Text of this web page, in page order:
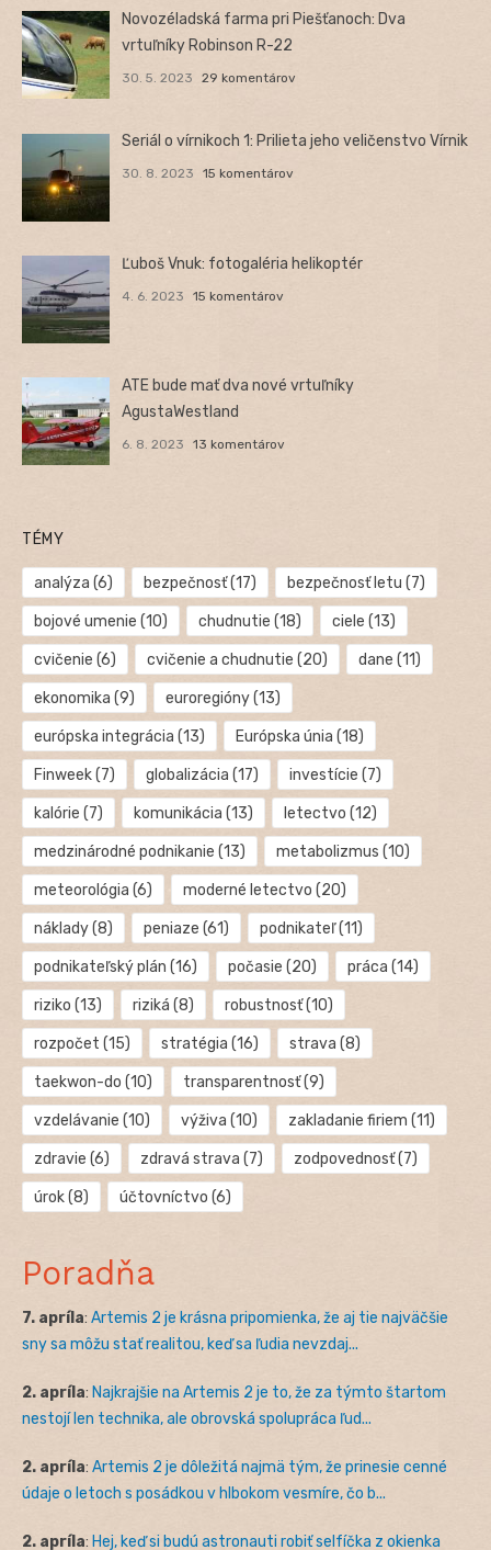
Novozéladská farma pri Piešťanoch: Dva
vrtuľníky Robinson R-22
30. 5. 2023 29 komentárov
Seriál o vírnikoch 1: Prilieta jeho veličenstvo Vírnik
30. 8. 2023 15 komentárov
Ľuboš Vnuk: fotogaléria helikoptér
4. 6. 2023 15 komentárov
ATE bude mať dva nové vrtuľníky
AgustaWestland
6. 8. 2023 13 komentárov
TÉMY
analýza (6) bezpečnosť(17) bezpečnosť letu (7)
bojové umenie (10) chudnutie (18) ciele (13)
cvičenie (6) cvičenie a chudnutie (20) dane (11)
ekonomika (9) euroregióny(13)
európska integrácia (13) Európska únia (18)
Finweek(7) globalizácia (17) investície (7)
kalórie (7) komunikácia (13) letectvo (12)
medzinárodné podnikanie (13) metabolizmus (10)
meteorológia (6) moderné letectvo (20)
náklady(8) peniaze (61) podnikateľ(11)
podnikateľský plán (16) počasie (20) práca (14)
riziko (13) riziká (8) robustnosť(10)
rozpočet (15) stratégia (16) strava (8)
taekwon-do (10) transparentnosť(9)
vzdelávanie (10) výživa (10) zakladanie firiem (11)
zdravie (6) zdravá strava (7) zodpovednosť(7)
úrok(8) účtovníctvo (6)
Poradňa
7. apríla: Artemis 2 je krásna pripomienka, že aj tie najväčšie
sny sa môžu stať realitou, keď sa ľudia nevzdaj...
2. apríla: Najkrajšie na Artemis 2 je to, že za týmto štartom
nestojí len technika, ale obrovská spolupráca ľud...
2. apríla: Artemis 2 je dôležitá najmä tým, že prinesie cenné
údaje o letoch s posádkou v hlbokom vesmíre, čo b...
2. apríla: Hej, keď si budú astronauti robiť selfíčka z okienka